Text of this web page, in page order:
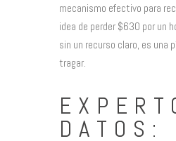
mecanismo efectivo para
idea de perder $630 por un
sin un recurso claro, es una
tragar.
DATOS: